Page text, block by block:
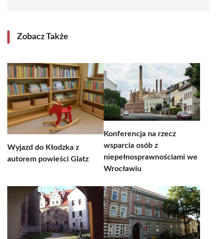
Zobacz Także
Wyjazd do Kłodzka z
autorem powieści Glatz
Konferencja na rzecz
wsparcia osób z
niepełnosprawnościami we
Wrocławiu